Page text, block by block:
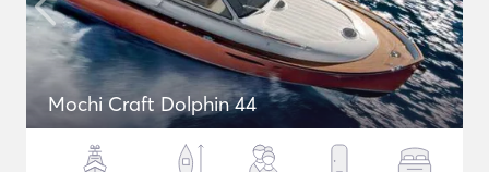
Mochi Craft Dolphin 44